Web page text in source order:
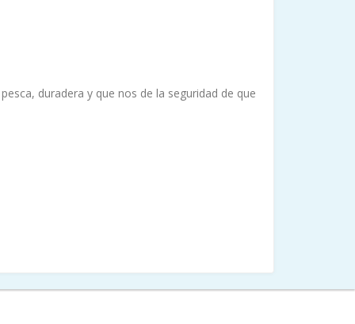
duradera y que nos de la seguridad de que